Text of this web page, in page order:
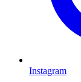
Instagram